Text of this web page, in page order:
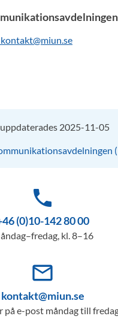
2025-11-05
phone
(0)10-142 80 00
kl. 8–16
mail_outline
kontakt@miun.se
på e-post måndag till